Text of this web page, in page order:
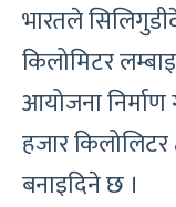
भारतले
किलोमिटर
आयोजना
हजार किलोलिटर
बनाइदिने छ ।